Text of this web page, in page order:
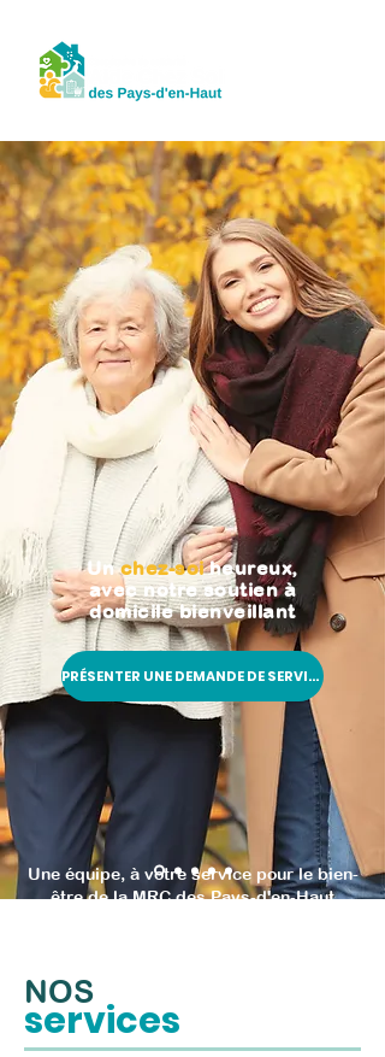
Unchez-soiheureux,
avec notre soutien à
domicile bienveillant
PRÉSENTER UNE DEMANDE DE SERVICE
Une équipe, à votre service pour le bien-
être de la MRC des Pays-d'en-Haut
NOS
services